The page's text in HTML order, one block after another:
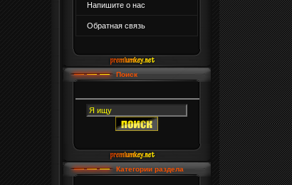
Напишите о нас
Обратная связь
Поиск
Категории раздела